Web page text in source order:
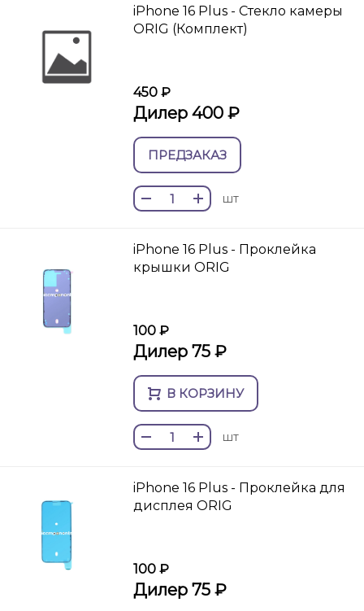
iPhone 16 Plus - Стекло камеры
ORIG (Комплект)
450 ₽
Дилер 400 ₽
ПРЕДЗАКАЗ
шт
iPhone 16 Plus - Проклейка
крышки ORIG
100 ₽
Дилер 75 ₽
В КОРЗИНУ
шт
iPhone 16 Plus - Проклейка для
дисплея ORIG
100 ₽
Дилер 75 ₽